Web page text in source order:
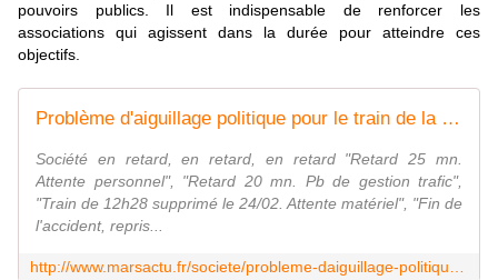
pouvoirs publics. Il est indispensable de renforcer les
associations qui agissent dans la durée pour atteindre ces
objectifs
Problème d'aiguillage politique pour le train de la Côte Bleue
Société en retard, en retard, en retard "Retard 25 mn.
Attente personnel", "Retard 20 mn. Pb de gestion trafic",
"Train de 12h28 supprimé le 24/02. Attente matériel", "Fin de
l'accident, repris...